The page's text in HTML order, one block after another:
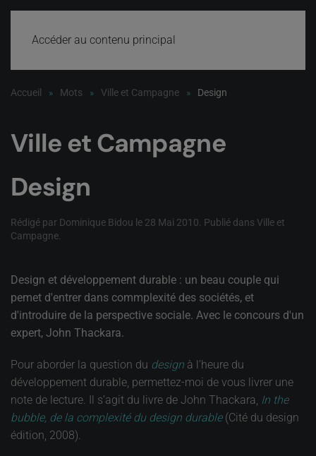
Accéder au contenu principal
Accueil Mots Ville et Campagne Design
Ville et Campagne
Design
Rédigé par Dominique Bidou le 28 Mai 2010 . Publié dans Ville et
Campagne
Design et développement durable : un beau couple qui
pemet d'entrer dans commplexité des sociétés, et
d'introduire de la perspective sociale. Avec le concours d'un
expert, John Thackara.
Pour aborder la question du design à l’heure du
développement durable, permettez-moi de vous livrer une
note de lecture. Il s’agit du livre de John Thackara, In the
bubble, de la complexité du design durable(Cité du design
édition, 2008).